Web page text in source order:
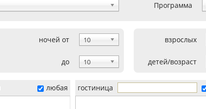
Программа
ночей от 10
до 10
взрослых
детей/возраст
любая гостиница